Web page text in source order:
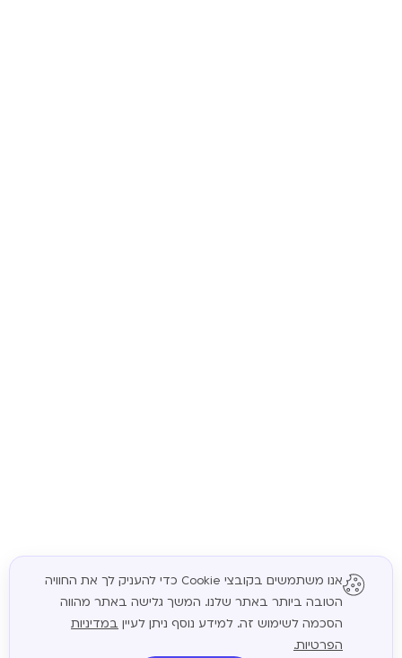
המשך
אנו משתמשים בקובצי Cookie כדי להעניק לך את החוויה
הטובה ביותר באתר שלנו. המשך גלישה באתר מהווה
הסכמה לשימוש זה. למידע נוסף ניתן לעיין במדיניות
הפרטיות.